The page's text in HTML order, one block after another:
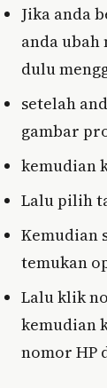
Jika anda
anda ubah
dulu
setelah
gambar
kemudian
Lalu pilih
Kemudian
temukan
Lalu klik
kemudian
nomor HP